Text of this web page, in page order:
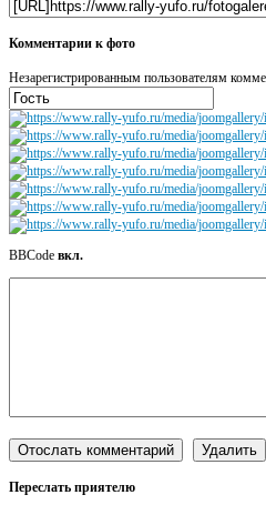
Комментарии к фото
Незарегистрированным пользователям
BBCode вкл.
Переслать приятелю